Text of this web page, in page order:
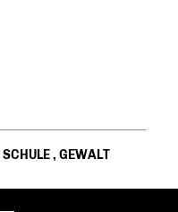
SCHULE, GEWALT